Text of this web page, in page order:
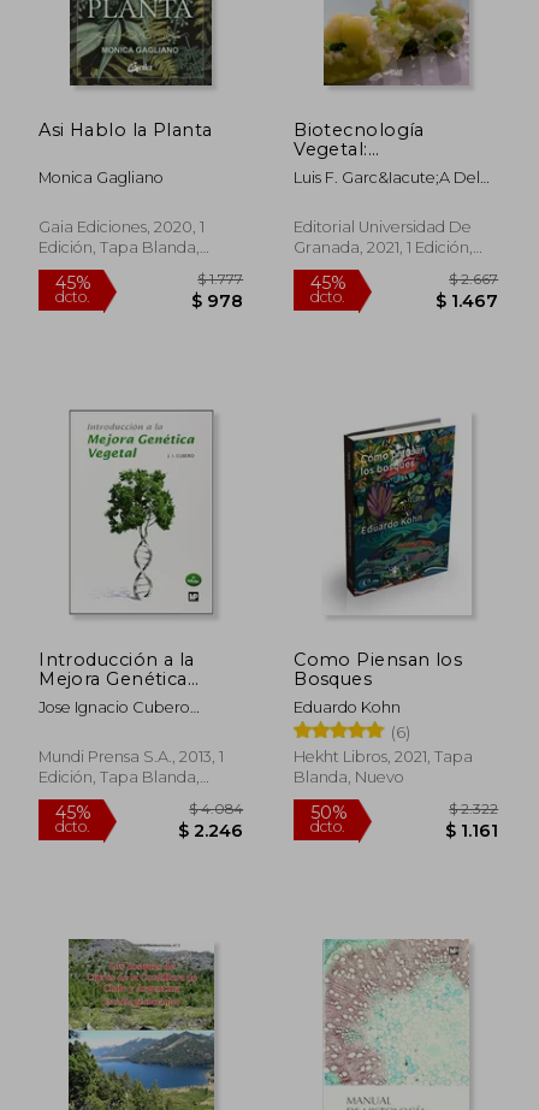
Asi Hablo la Planta
Monica Gagliano
Gaia Ediciones, 2020, 1
Edición, Tapa Blanda,
Nuevo
45%
dcto.
Biotecnología
Vegetal:
Fundamentos y
Aplicaciones
Luis F. Garc&Iacute;A Del
Editorial Universidad De
Granada, 2021, 1 Edición,
Tapa Blanda, Nuevo
45%
dcto.
Introducción a la
Mejora Genética
Vegetal
Jose Ignacio Cubero
Mundi Prensa S.A., 2013, 1
Edición, Tapa Blanda,
Nuevo
45%
dcto.
$ 4.084
$ 2.246
Como Piensan los
Bosques
Eduardo Kohn
(6)
Hekht Libros, 2021, Tapa
Blanda, Nuevo
50%
dcto.